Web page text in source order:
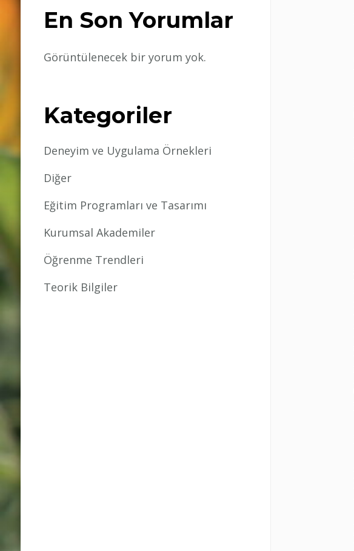
En Son Yorumlar
Görüntülenecek bir yorum yok.
Kategoriler
Deneyim ve Uygulama Örnekleri
Diğer
Eğitim Programları ve Tasarımı
Kurumsal Akademiler
Öğrenme Trendleri
Teorik Bilgiler